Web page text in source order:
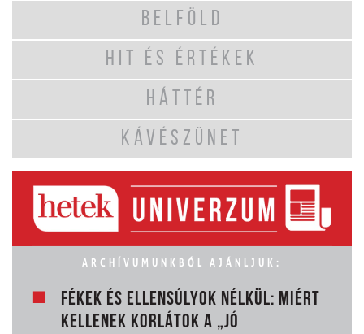
BELFÖLD
HIT ÉS ÉRTÉKEK
HÁTTÉR
KÁVÉSZÜNET
ARCHÍVUMUNKBÓL AJÁNLJUK:
FÉKEK ÉS ELLENSÚLYOK NÉLKÜL: MIÉRT
KELLENEK KORLÁTOK A „JÓ